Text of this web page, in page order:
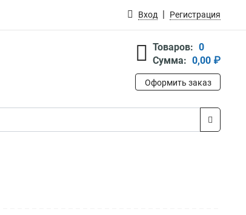
Вход Регистрация
Товаров: 0
Сумма: 0,00 ₽
Оформить заказ